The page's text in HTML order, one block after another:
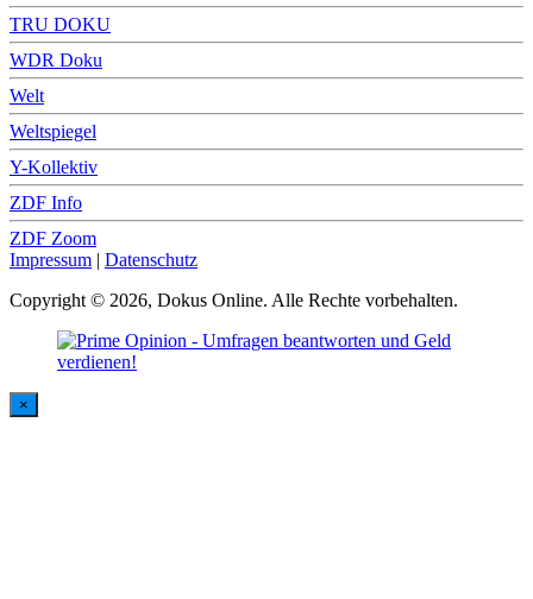
TRU DOKU
WDR Doku
Welt
Weltspiegel
Y-Kollektiv
ZDF Info
ZDF Zoom
Impressum | Datenschutz
Copyright © 2026, Dokus Online. Alle Rechte vorbehalten.
×